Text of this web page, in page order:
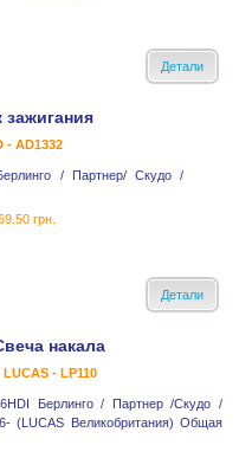
Детали
зажигания
- AD1332
/ Партнер/ Скудо /
грн.
Детали
накала
LUCAS - LP110
Берлинго / Партнер /Скудо /
(LUCAS Великобритания) Общая